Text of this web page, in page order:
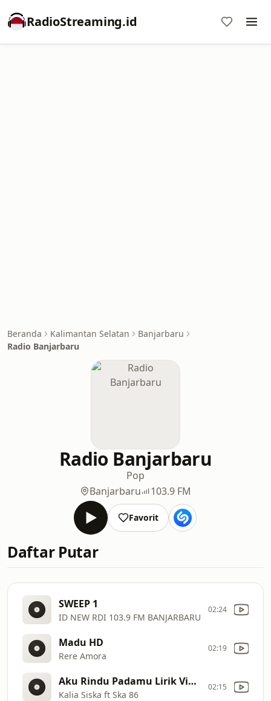
RadioStreaming.id
Beranda Kalimantan Selatan
Banjarbaru
Radio Banjarbaru
Radio Banjarbaru
Pop
Banjarbaru
103.9 FM
Favorit
Daftar Putar
SWEEP 1
ID NEW RDI 103.9 FM BANJARBARU
02:24
Madu HD
Rere Amora
02:19
Aku Rindu Padamu Lirik Video Combo Sakti Telkomsel (1)
Kalia Siska ft Ska 86
02:15